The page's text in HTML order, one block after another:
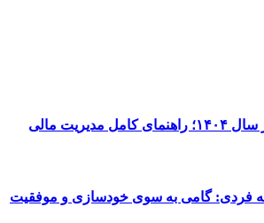
مالی
فردی: گامی به سوی خودسازی و موفقیت